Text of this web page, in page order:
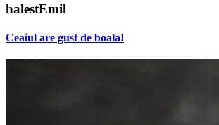
halestEmil
Ceaiul are gust de boala!